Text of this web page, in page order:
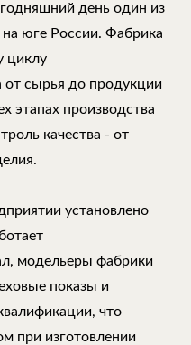
день один из
юге России. Фабрика
циклу
от сырья до продукции
этапах производства
качества - от
установлено
модельеры фабрики
показы и
что
при изготовлении